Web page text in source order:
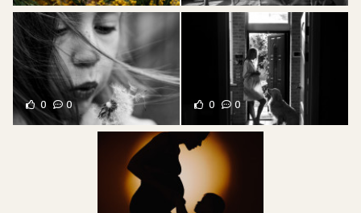
0 0 0 0